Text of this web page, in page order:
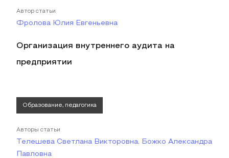
Автор статьи
Фролова Юлия Евгеньевна
Организация внутреннего аудита на
предприятии
Образование, педагогика
Авторы статьи
Телешева Светлана Викторовна, Божко Александра
Павловна